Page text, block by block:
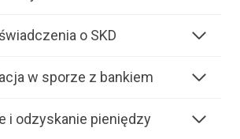
o SKD
w sporze z bankiem
i odzyskanie pieniędzy